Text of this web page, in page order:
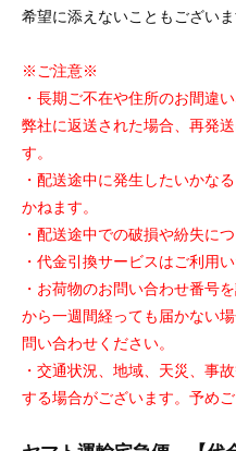
希望に添えないこともござい
※ご注意※
・長期ご不在や住所のお間違
弊社に返送された場合、再発
す。
・配送途中に発生したいかな
かねます。
・配送途中での破損や紛失に
・代金引換サービスはご利用
・お荷物のお問い合わせ番号
から一週間経っても届かない
問い合わせください。
・交通状況、地域、天災、事
する場合がございます。予めご